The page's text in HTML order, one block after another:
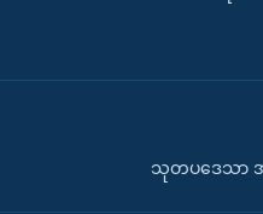
သုတပဒေသာ အ